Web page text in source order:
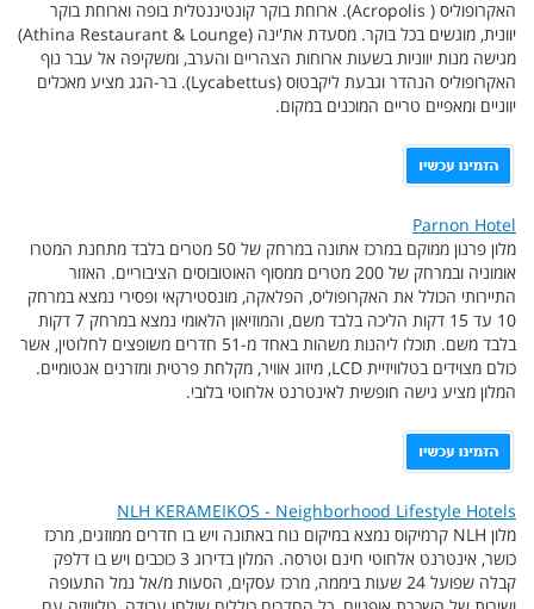
האקרופוליס ( Acropolis). ארוחת בוקר קונטיננטלית בופה וארוחת בוקר
יוונית, מוגשים בכל בוקר. מסעדת את'ינה (Athina Restaurant & Lounge)
מגישה מנות יווניות בשעות ארוחות הצהריים והערב, ומשקיפה אל עבר נוף
האקרופוליס הנהדר וגבעת ליקבטוס (Lycabettus). בר-הגג מציע מאכלים
יווניים ומאפיים טריים המוכנים במקום.
Parnon Hotel
מלון פרנון ממוקם במרכז אתונה במרחק של 50 מטרים בלבד מתחנת המטרו
אומוניה ובמרחק של 200 מטרים ממסוף האוטובוסים הציבוריים. האזור
התיירותי הכולל את האקרופוליס, הפלאקה, מונסטירקאי ופסירי נמצא במרחק
10 עד 15 דקות הליכה בלבד משם, והמוזיאון הלאומי נמצא במרחק 7 דקות
בלבד משם. תוכלו ליהנות משהות באחד מ-51 חדרים משופצים לחלוטין, אשר
כולם מצוידים בטלוויזיית LCD, מיזוג אוויר, מקלחת פרטית ומזרנים אנטומיים.
המלון מציע גישה חופשית לאינטרנט אלחוטי בלובי.
NLH KERAMEIKOS - Neighborhood Lifestyle Hotels
מלון NLH קרמיקוס נמצא במיקום נוח באתונה ויש בו חדרים ממוזגים, מרכז
כושר, אינטרנט אלחוטי חינם וטרסה. המלון בדירוג 3 כוכבים ויש בו דלפק
קבלה שפועל 24 שעות ביממה, מרכז עסקים, הסעות מ/אל נמל התעופה